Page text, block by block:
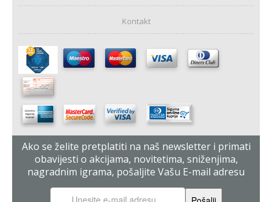
Kontakt
Ako se želite pretplatiti na naš newsletter i primati
obavijesti o akcijama, novitetima, sniženjima,
nagradnim igrama, pošaljite Vašu E-mail adresu